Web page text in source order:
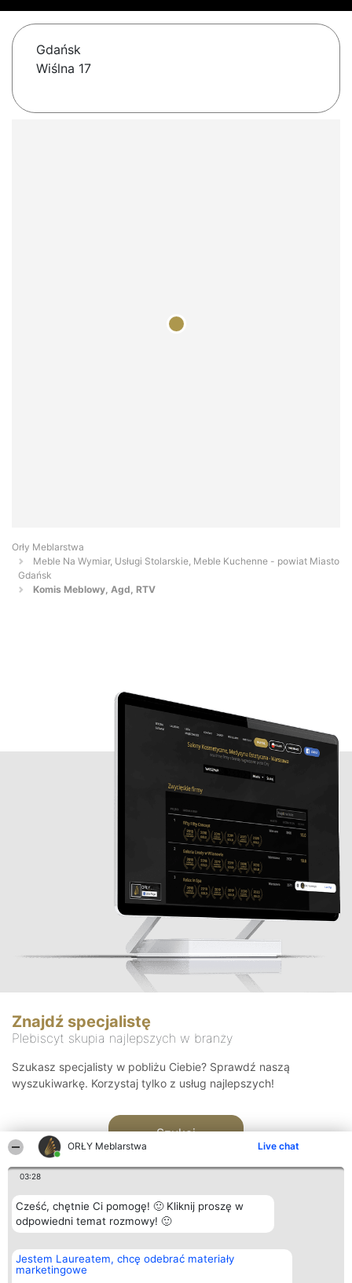
ORŁY Meblarstwa Live chat
03:28
Cześć, chętnie Ci pomogę! 🙂 Kliknij proszę w
odpowiedni temat rozmowy! 🙂
Jestem Laureatem, chcę odebrać materiały
marketingowe
Gdańsk
Wiślna 17
Orły Meblarstwa
Meble Na Wymiar, Usługi Stolarskie, Meble Kuchenne - powiat Miasto
Gdańsk
Komis Meblowy, Agd, RTV
Znajdź specjalistę
Plebiscyt skupia najlepszych w branży
Szukasz specjalisty w pobliżu Ciebie? Sprawdź naszą
wyszukiwarkę. Korzystaj tylko z usług najlepszych!
Szukaj
Organizator plebiscytu
Bright Side Solutions sp. z o.
o. sp. k.
Plebiscyt
Laureaci
Kontakt
Kontakt